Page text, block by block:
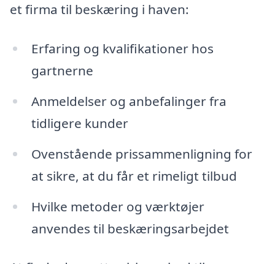
et firma til beskæring i haven:
Erfaring og kvalifikationer hos
gartnerne
Anmeldelser og anbefalinger fra
tidligere kunder
Ovenstående prissammenligning for
at sikre, at du får et rimeligt tilbud
Hvilke metoder og værktøjer
anvendes til beskæringsarbejdet